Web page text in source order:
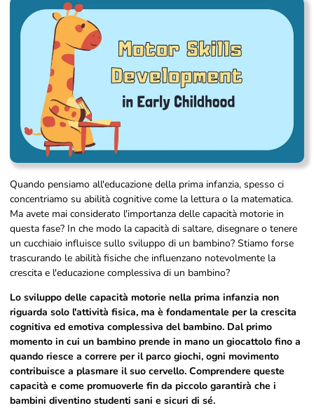
Quando pensiamo all'educazione della prima infanzia, spesso ci
concentriamo su abilità cognitive come la lettura o la matematica.
Ma avete mai considerato l'importanza delle capacità motorie in
questa fase? In che modo la capacità di saltare, disegnare o tenere
un cucchiaio influisce sullo sviluppo di un bambino? Stiamo forse
trascurando le abilità fisiche che influenzano notevolmente la
crescita e l'educazione complessiva di un bambino?
Lo sviluppo delle capacità motorie nella prima infanzia non
riguarda solo l'attività fisica, ma è fondamentale per la crescita
cognitiva ed emotiva complessiva del bambino. Dal primo
momento in cui un bambino prende in mano un giocattolo fino a
quando riesce a correre per il parco giochi, ogni movimento
contribuisce a plasmare il suo cervello. Comprendere queste
capacità e come promuoverle fin da piccolo garantirà che i
bambini diventino studenti sani e sicuri di sé.